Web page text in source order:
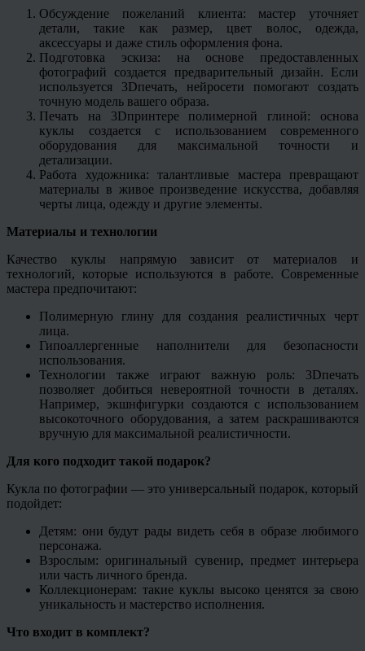
Обсуждение пожеланий клиента: мастер уточняет
детали, такие как размер, цвет волос, одежда,
аксессуары и даже стиль оформления фона.
Подготовка эскиза: на основе предоставленных
фотографий создается предварительный дизайн. Если
используется 3Dпечать, нейросети помогают создать
точную модель вашего образа.
Печать на 3Dпринтере полимерной глиной: основа
куклы создается с использованием современного
оборудования для максимальной точности и
детализации.
Работа художника: талантливые мастера превращают
материалы в живое произведение искусства, добавляя
черты лица, одежду и другие элементы.
Материалы и технологии
Качество куклы напрямую зависит от материалов и
технологий, которые используются в работе. Современные
мастера предпочитают:
Полимерную глину для создания реалистичных черт
лица.
Гипоаллергенные наполнители для безопасности
использования.
Технологии также играют важную роль: 3Dпечать
позволяет добиться невероятной точности в деталях.
Например, экшнфигурки создаются с использованием
высокоточного оборудования, а затем раскрашиваются
вручную для максимальной реалистичности.
Для кого подходит такой подарок?
Кукла по фотографии — это универсальный подарок, который
подойдет:
Детям: они будут рады видеть себя в образе любимого
персонажа.
Взрослым: оригинальный сувенир, предмет интерьера
или часть личного бренда.
Коллекционерам: такие куклы высоко ценятся за свою
уникальность и мастерство исполнения.
Что входит в комплект?